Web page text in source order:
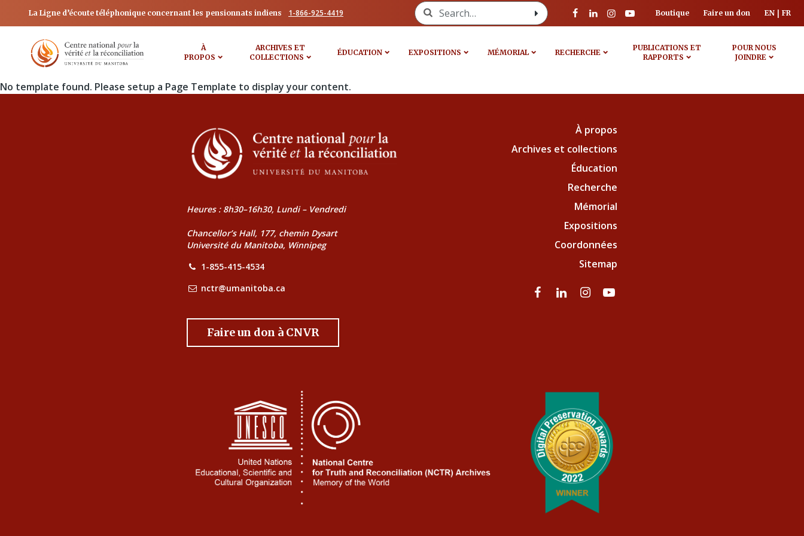
La Ligne d’écoute téléphonique concernant les pensionnats indiens 1-866-925-4419 Search for: Boutique Faire un don EN FR
À
PROPOS
ARCHIVES ET
COLLECTIONS
ÉDUCATION EXPOSITIONS MÉMORIAL RECHERCHE
PUBLICATIONS ET
RAPPORTS
POUR NOUS
JOINDRE
No template found. Please setup a Page Template to display your content.
Heures : 8h30–16h30, Lundi – Vendredi
Chancellor’s Hall, 177, chemin Dysart
Université du Manitoba, Winnipeg
1-855-415-4534
nctr@umanitoba.ca
Faire un don à CNVR
À propos
Archives et collections
Éducation
Recherche
Mémorial
Expositions
Coordonnées
Sitemap